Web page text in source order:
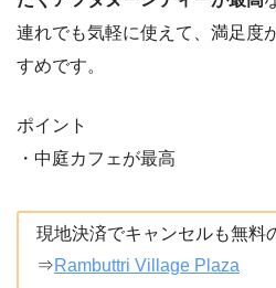
連れでも気軽に使えて、満足度
すめです。
ポイント
・中庭カフェが最高
現地決済でキャンセルも無料
⇒Rambuttri Village Plaza